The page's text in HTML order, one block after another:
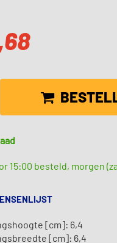
15:00 besteld, morgen
[cm]: 6,4
[cm]: 6,4